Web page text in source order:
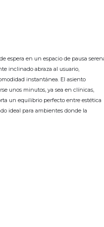
espera en un espacio de pausa
inclinado abraza al usuario,
instantánea. El asiento
unos minutos, ya sea en clínicas,
un equilibrio perfecto entre estética
ideal para ambientes donde la